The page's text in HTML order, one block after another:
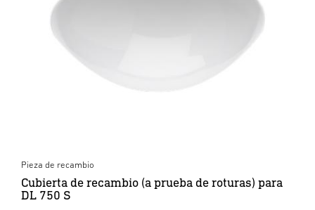
Pieza de recambio
Cubierta de recambio (a prueba de roturas) para
DL 750 S